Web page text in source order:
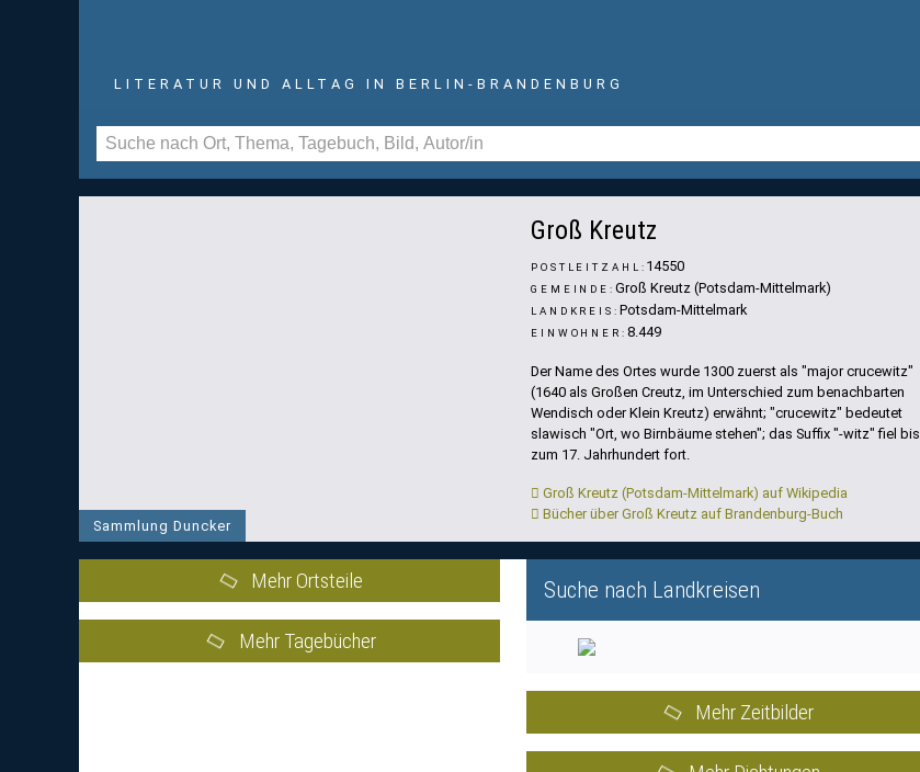
LITERATUR UND ALLTAG IN BERLIN-BRANDENBURG
Sammlung Duncker
Groß Kreutz
POSTLEITZAHL: 14550
GEMEINDE: Groß Kreutz (Potsdam-Mittelmark)
LANDKREIS: Potsdam-Mittelmark
EINWOHNER: 8.449
Der Name des Ortes wurde 1300 zuerst als "major crucewitz"
(1640 als Großen Creutz, im Unterschied zum benachbarten
Wendisch oder Klein Kreutz) erwähnt; "crucewitz" bedeutet
slawisch "Ort, wo Birnbäume stehen"; das Suffix "-witz" fiel bis
zum 17. Jahrhundert fort.
Groß Kreutz (Potsdam-Mittelmark) auf Wikipedia
Bücher über Groß Kreutz auf Brandenburg-Buch
Mehr Ortsteile
Mehr Tagebücher
Suche nach Landkreisen
Mehr Zeitbilder